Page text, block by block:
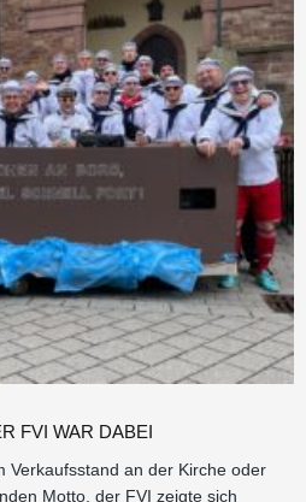
FVI WAR DABEI
Verkaufsstand an der Kirche oder
Motto, der FVI zeigte sich